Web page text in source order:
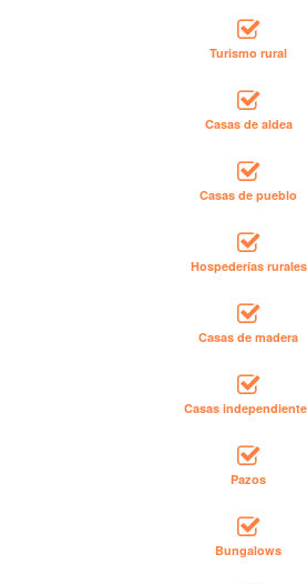
Turismo rural
Casas de aldea
Casas de pueblo
Hospederías rurales
Casas de madera
Casas
Pazos
Bungalows